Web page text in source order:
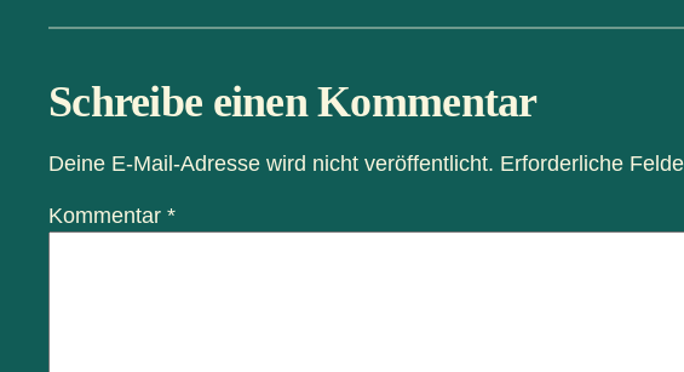
Schreibe einen Kommentar
Deine E-Mail-Adresse wird nicht veröffentlicht. Erforderliche
Kommentar *